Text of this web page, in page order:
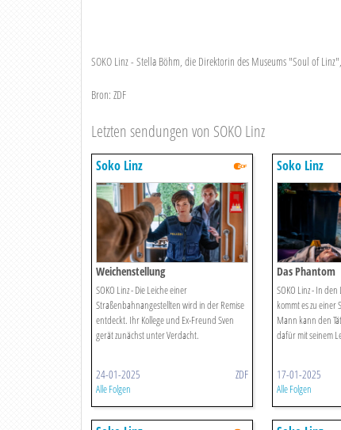
SOKO Linz - Stella Böhm, die Direktorin des Museums "Soul of
Bron: ZDF
Letzten sendungen von SOKO Linz
Soko Linz
Weichenstellung
SOKO Linz - Die Leiche einer
Straßenbahnangestellten wird in der Remise
entdeckt. Ihr Kollege und Ex-Freund Sven
gerät zunächst unter Verdacht.
24-01-2025 ZDF
Alle Folgen
Soko Linz
Das Phantom
SOKO Linz - In
kommt es zu einer
Mann kann den
dafür mit seinem
17-01-2025
Alle Folgen